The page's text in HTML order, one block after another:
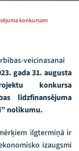
konkursam
gada 31. augusta
konkursa
līdzfinansējuma
nolikumu.
ilgtermiņā ir
izaugsmi